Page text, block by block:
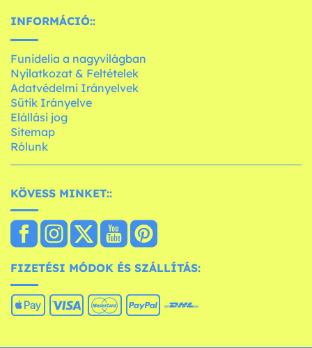
INFORMÁCIÓ::
Funidelia a nagyvilágban
Nyilatkozat & Feltételek
Adatvédelmi Irányelvek
Sütik Irányelve
Elállási jog
Sitemap
Rólunk
KÖVESS MINKET::
FIZETÉSI MÓDOK ÉS SZÁLLÍTÁS: